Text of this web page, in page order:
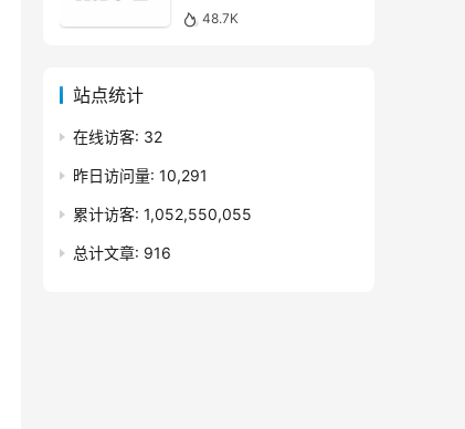
48.7K
站点统计
在线访客: 32
昨日访问量: 10,291
累计访客: 1,052,550,055
总计文章: 916